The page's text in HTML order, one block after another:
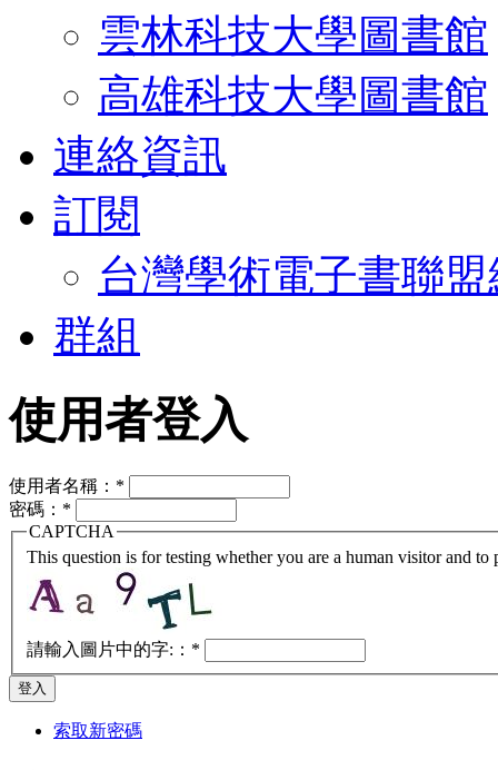
雲林科技大學圖書館
高雄科技大學圖書館
連絡資訊
訂閱
台灣學術電子書聯
群組
使用者登入
使用者名稱： *
密碼： *
CAPTCHA
This question is for testing whether you are a human visitor and to
請輸入圖片中的字:： *
索取新密碼